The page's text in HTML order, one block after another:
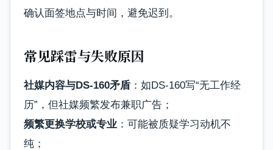
确认面签地点与时间，避免迟到。
常见踩雷与失败原因
社媒内容与DS-160矛盾 ：如DS-160写“无工作经
历”，但社媒频繁发布兼职广告；
频繁更换学校或专业 ：可能被质疑学习动机不
纯；